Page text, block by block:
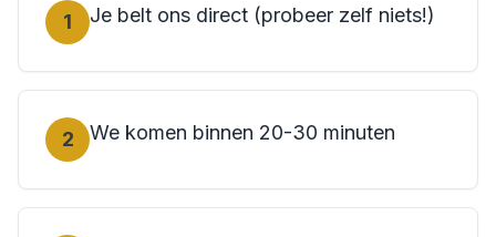
1 Je belt ons direct (probeer zelf niets!)
2 We komen binnen 20-30 minuten